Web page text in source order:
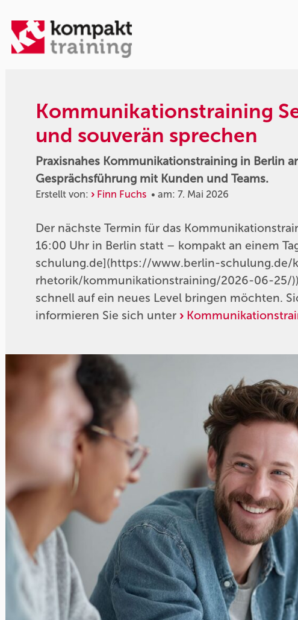
Kommunikationstraining
und souverän sprechen
Praxisnahes Kommunikationstraining in Berlin
Gesprächsführung mit Kunden und Teams.
Erstellt von: Finn Fuchs • am: 7. Mai 2026
Der nächste Termin für das
16:00 Uhr in Berlin statt – kompakt an einem
schulung.de](https://www.berlin-schulung.de/
rhetorik/kommunikationstraining/2026-06-25/
schnell auf ein neues Level bringen möchten.
informieren Sie sich unter